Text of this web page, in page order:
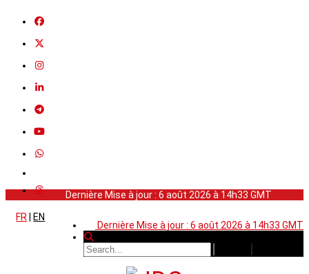
Dernière Mise à jour : 6 août 2026 à 14h33 GMT
Dernière Mise à jour : 6 août 2026 à 14h33 GMT
FR
EN